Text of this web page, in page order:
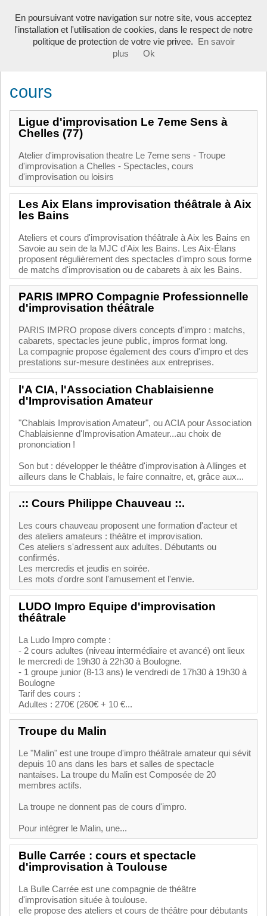
Toggle
cours
Ligue d'improvisation Le 7eme Sens à
Chelles (77)
Atelier d'improvisation theatre Le 7eme sens - Troupe
d'improvisation a Chelles - Spectacles, cours
d'improvisation ou loisirs
Les Aix Elans improvisation théâtrale à Aix
les Bains
Ateliers et cours d'improvisation théâtrale à Aix les Bains en
Savoie au sein de la MJC d'Aix les Bains. Les Aix-Élans
proposent régulièrement des spectacles d'impro sous forme
de matchs d'improvisation ou de cabarets à aix les Bains.
PARIS IMPRO Compagnie Professionnelle
d'improvisation théâtrale
PARIS IMPRO propose divers concepts d'impro : matchs,
cabarets, spectacles jeune public, impros format long.
La compagnie propose également des cours d'impro et des
prestations sur-mesure destinées aux entreprises.
l'A CIA, l'Association Chablaisienne
d'Improvisation Amateur
"Chablais Improvisation Amateur", ou ACIA pour Association
Chablaisienne d'Improvisation Amateur...au choix de
prononciation !
Son but : développer le théâtre d'improvisation à Allinges et
ailleurs dans le Chablais, le faire connaitre, et, grâce aux...
.:: Cours Philippe Chauveau ::.
Les cours chauveau proposent une formation d'acteur et
des ateliers amateurs : théâtre et improvisation.
Ces ateliers s'adressent aux adultes. Débutants ou
confirmés.
Les mercredis et jeudis en soirée.
Les mots d'ordre sont l'amusement et l'envie.
LUDO Impro Equipe d'improvisation
théâtrale
La Ludo Impro compte :
- 2 cours adultes (niveau intermédiaire et avancé) ont lieux
le mercredi de 19h30 à 22h30 à Boulogne.
- 1 groupe junior (8-13 ans) le vendredi de 17h30 à 19h30 à
Boulogne
Tarif des cours :
Adultes : 270€ (260€ + 10 €...
Troupe du Malin
Le "Malin" est une troupe d'impro théâtrale amateur qui sévit
depuis 10 ans dans les bars et salles de spectacle
nantaises. La troupe du Malin est Composée de 20
membres actifs.
La troupe ne donnent pas de cours d'impro.
Pour intégrer le Malin, une...
Bulle Carrée : cours et spectacle
d'improvisation à Toulouse
La Bulle Carrée est une compagnie de théâtre
d'improvisation située à toulouse.
elle propose des ateliers et cours de théâtre pour débutants
En poursuivant votre navigation sur notre site, vous acceptez
l'installation et l'utilisation de cookies, dans le respect de notre
politique de protection de votre vie privee.
En savoir
plus
Ok